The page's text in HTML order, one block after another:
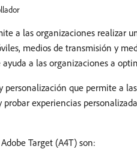
a las organizaciones
medios de transmisión y
a las organizaciones a
que permite a
experiencias
Target (A4T) son: